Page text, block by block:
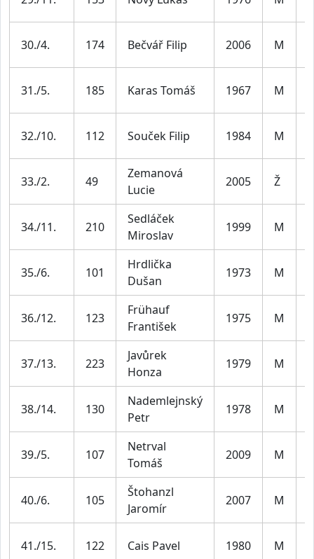
30./4. 174 Bečvář Filip 2006 M
31./5. 185 Karas Tomáš 1967 M
32./10. 112 Souček Filip 1984 M
33./2. 49
Zemanová
Lucie
2005 Ž
34./11. 210
Sedláček
Miroslav
1999 M
35./6. 101
Hrdlička
Dušan
1973 M
36./12. 123
Frühauf
František
1975 M
37./13. 223
Javůrek
Honza
1979 M
38./14. 130
Nademlejnský
Petr
1978 M
39./5. 107
Netrval
Tomáš
2009 M
40./6. 105
Štohanzl
Jaromír
2007 M
41./15. 122 Cais Pavel 1980 M